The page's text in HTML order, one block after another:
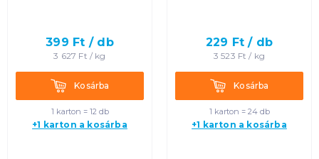
399 Ft / db
3 627 Ft / kg
KosárbaKosárba
1 karton = 12 db
+1 karton a kosárba
229 Ft / db
3 523 Ft / kg
KosárbaKosárba
1 karton = 24 db
+1 karton a kosárba